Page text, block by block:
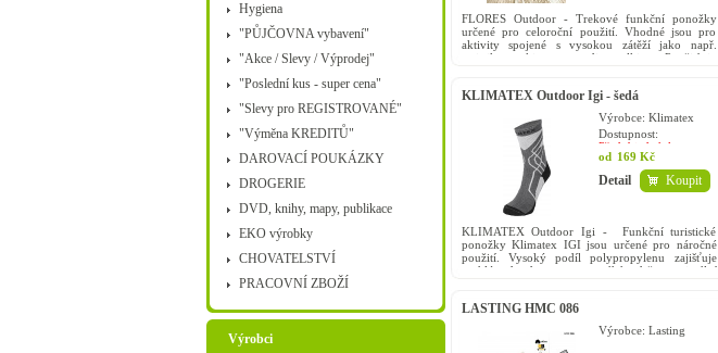
Hygiena
"PŮJČOVNA vybavení"
"Akce / Slevy / Výprodej"
"Poslední kus - super cena"
"Slevy pro REGISTROVANÉ"
"Výměna KREDITŮ"
DAROVACÍ POUKÁZKY
DROGERIE
DVD, knihy, mapy, publikace
EKO výrobky
CHOVATELSTVÍ
PRACOVNÍ ZBOŽÍ
Výrobci
FLORES Outdoor - Trekové funkční ponožky
určené pro celoroční použití. Vhodné jsou pro
aktivity spojené s vysokou zátěží jako např.
turistika, treking a nordic walking. Použití je
KLIMATEX Outdoor Igi - šedá
Výrobce: Klimatex
Dostupnost:
Předobjednávka
od 169 Kč
Detail Koupit
KLIMATEX Outdoor Igi - Funkční turistické
ponožky Klimatex IGI jsou určené pro náročné
použití. Vysoký podíl polypropylenu zajišťuje
rychlý odvod potu a pomáhá udržet optimální
LASTING HMC 086
Výrobce: Lasting